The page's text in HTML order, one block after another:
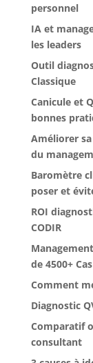
personnel
IA et
les leaders
Outil
Classique
Canicule et
bonnes
Améliorer
du
Baromètre
poser et
ROI
CODIR
de 4500+ Cas
Comment
Diagnostic
Comparatif
consultant